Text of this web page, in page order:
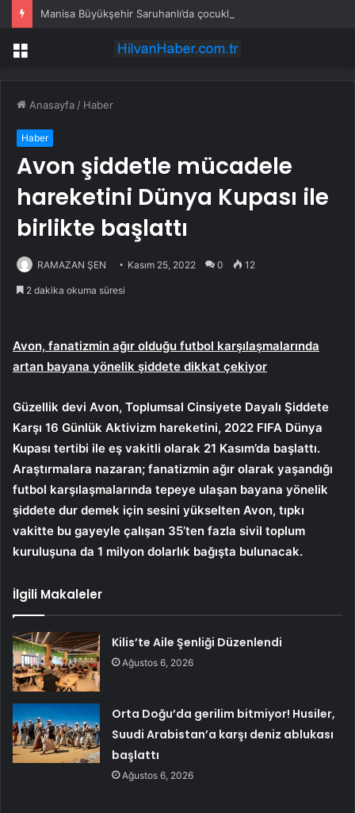
Menü
Anasayfa / Haber
Haber
Avon şiddetle mücadele
hareketini Dünya Kupası ile
birlikte başlattı
RAMAZAN ŞEN Kasım 25, 2022 0 12
2 dakika okuma süresi
Avon, fanatizmin ağır olduğu futbol karşılaşmalarında
artan bayana yönelik şiddete dikkat çekiyor
Güzellik devi Avon, Toplumsal Cinsiyete Dayalı Şiddete
Karşı 16 Günlük Aktivizm hareketini, 2022 FIFA Dünya
Kupası tertibi ile eş vakitli olarak 21 Kasım’da başlattı.
Araştırmalara nazaran; fanatizmin ağır olarak yaşandığı
futbol karşılaşmalarında tepeye ulaşan bayana yönelik
şiddete dur demek için sesini yükselten Avon, tıpkı
vakitte bu gayeyle çalışan 35’ten fazla sivil toplum
kuruluşuna da 1 milyon dolarlık bağışta bulunacak.
İlgili Makaleler
Kilis’te Aile Şenliği Düzenlendi
Ağustos 6, 2026
Orta Doğu’da gerilim bitmiyor! Husiler,
Suudi Arabistan’a karşı deniz ablukası
başlattı
Ağustos 6, 2026